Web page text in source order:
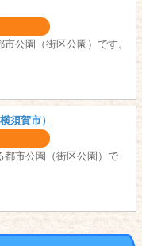
公園（街区公園）です。
須賀市）
都市公園（街区公園）で